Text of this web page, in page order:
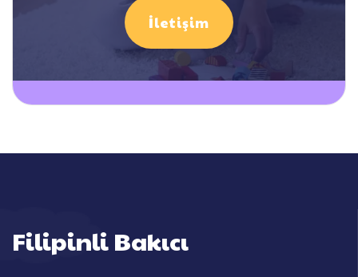
İletişim
Filipinli Bakıcı